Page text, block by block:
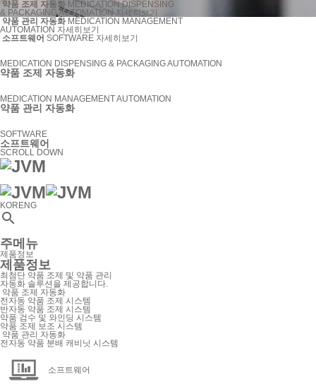
약품 조제 자동화 MEDICATION DISPENSING
& PACKAGING AUTOMATION 자세히보기
약품 관리 자동화 MEDICATION MANAGEMENT
AUTOMATION 자세히보기
소프트웨어 SOFTWARE 자세히보기
MEDICATION DISPENSING & PACKAGING AUTOMATION
약품 조제 자동화
MEDICATION MANAGEMENT AUTOMATION
약품 관리 자동화
SOFTWARE
소프트웨어
SCROLL DOWN
KOR ENG

주메뉴
제품정보
제품정보
최첨단 약품 조제 및 약품 관리
자동화 솔루션을 제공합니다.
약품 조제 자동화
전자동 약품 조제 시스템
반자동 약품 조제 시스템
약품 검수 및 와인딩 시스템
약품 조제 보조 시스템
약품 관리 자동화
전자동 약품 분배 캐비닛 시스템
소프트웨어